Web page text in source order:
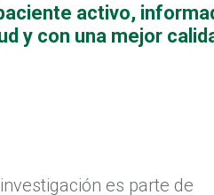
activo,
y con una mejor
es parte de